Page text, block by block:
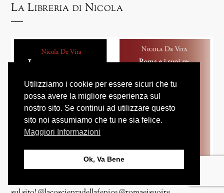
La Libreria di Nicola
Utilizziamo i cookie per essere sicuri che tu
possa avere la migliore esperienza sul
nostro sito. Se continui ad utilizzare questo
sito noi assumiamo che tu ne sia felice.
Maggiori Informazioni
Ok, Va Bene